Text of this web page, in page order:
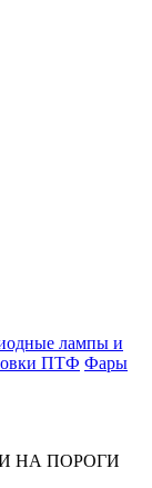
лампы и
ПТФ Фары
НА ПОРОГИ